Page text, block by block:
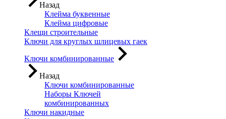
Назад
Клейма буквенные
Клейма цифровые
Клещи строительные
Ключи для круглых шлицевых гаек
Ключи комбинированные
Назад
Ключи комбинированные
Наборы Ключей
комбинированных
Ключи накидные